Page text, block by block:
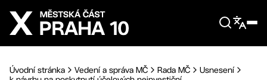
Přejít na hlavní obsah
Úvodní stránka Vedení a správa MČ Rada MČ
Usnesení